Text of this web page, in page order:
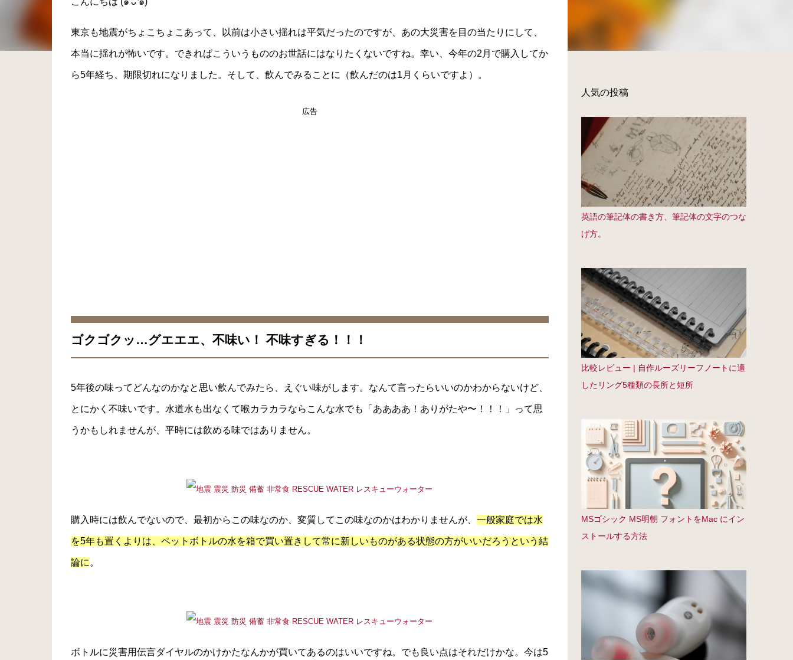
東京も地震がちょこちょこあって、以前は小さい揺れは平気だったのですが、あの大災害を目の当たりにして、
本当に揺れが怖いです。できればこういうもののお世話にはなりたくないですね。幸い、今年の2月で購入してか
ら5年経ち、期限切れになりました。そして、飲んでみることに（飲んだのは1月くらいですよ）。
広告
ゴクゴクッ…グエエエ、不味い！ 不味すぎる！！！
5年後の味ってどんなのかなと思い飲んでみたら、えぐい味がします。なんて言ったらいいのかわからないけど、
とにかく不味いです。水道水も出なくて喉カラカラならこんな水でも「ああああ！ありがたや〜！！！」って思
うかもしれませんが、平時には飲める味ではありません。
購入時には飲んでないので、最初からこの味なのか、変質してこの味なのかはわかりませんが、 一般家庭では水
を5年も置くよりは、ペットボトルの水を箱で買い置きして常に新しいものがある状態の方がいいだろうという結
論に 。
ボトルに災害用伝言ダイヤルのかけかたなんかが買いてあるのはいいですね。でも良い点はそれだけかな。今は5
人気の投稿
英語の筆記体の書き方、筆記体の文字のつな
げ方。
比較レビュー | 自作ルーズリーフノートに適
したリング5種類の長所と短所
MSゴシック MS明朝 フォントをMac にイン
ストールする方法